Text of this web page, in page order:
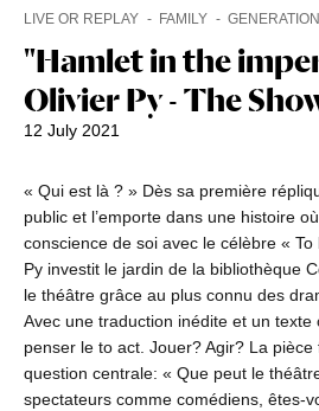
"Hamlet in the
Olivier Py - The
12 July 2021
LIVE OR REPLAY FAMILY GENERATION
« Qui est là ? » Dès sa première
public et l’emporte dans une histoire
conscience de soi avec le célèbre «
Py investit le jardin de la bibliothèque
le théâtre grâce au plus connu des
Avec une traduction inédite et un texte
penser le to act. Jouer? Agir? La
question centrale: « Que peut le
spectateurs comme comédiens, êtes-